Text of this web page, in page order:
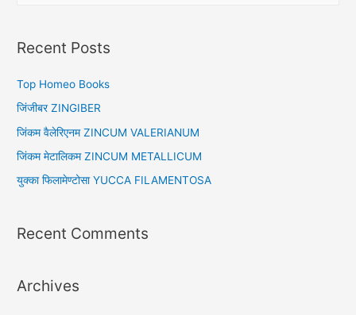
r
h
f
o
r
Recent Posts
Top Homeo Books
जिंजीबर ZINGIBER
जिंकम वैलेरिएनम ZINCUM VALERIANUM
जिंकम मेटालिकम ZINCUM METALLICUM
युक्का फिलामेण्टोसा YUCCA FILAMENTOSA
Recent Comments
Archives